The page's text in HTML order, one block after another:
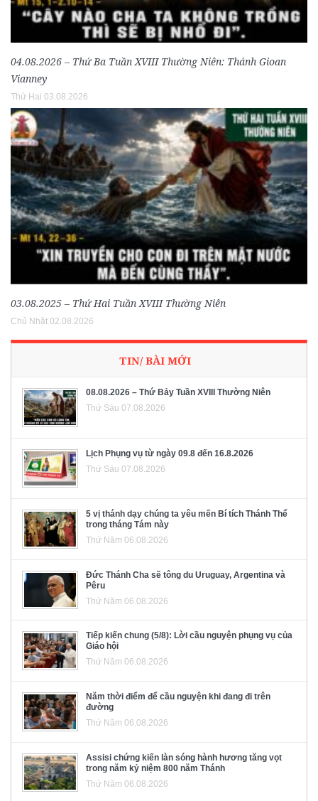
04.08.2026 – Thứ Ba Tuần XVIII Thường Niên: Thánh Gioan
Vianney
Thứ Hai 03.08.2026
03.08.2025 – Thứ Hai Tuần XVIII Thường Niên
Chủ Nhật 02.08.2026
TIN/ BÀI MỚI
08.08.2026 – Thứ Bảy Tuần XVIII Thường Niên
Thứ Sáu 07.08.2026
Lịch Phụng vụ từ ngày 09.8 đến 16.8.2026
Thứ Sáu 07.08.2026
5 vị thánh dạy chúng ta yêu mến Bí tích Thánh Thể
trong tháng Tám này
Thứ Năm 06.08.2026
Đức Thánh Cha sẽ tông du Uruguay, Argentina và
Pêru
Thứ Năm 06.08.2026
Tiếp kiến chung (5/8): Lời cầu nguyện phụng vụ của
Giáo hội
Thứ Năm 06.08.2026
Năm thời điểm để cầu nguyện khi đang đi trên
đường
Thứ Năm 06.08.2026
Assisi chứng kiến làn sóng hành hương tăng vọt
trong năm kỷ niệm 800 năm Thánh
Thứ Năm 06.08.2026